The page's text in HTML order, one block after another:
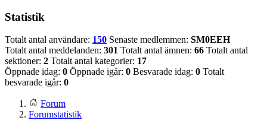
Statistik
Totalt antal användare: 150 Senaste medlemmen: SM0EEH
Totalt antal meddelanden: 301 Totalt antal ämnen: 66 Totalt antal
sektioner: 2 Totalt antal kategorier: 17
Öppnade idag: 0 Öppnade igår: 0 Besvarade idag: 0 Totalt
besvarade igår: 0
Forum
Forumstatistik